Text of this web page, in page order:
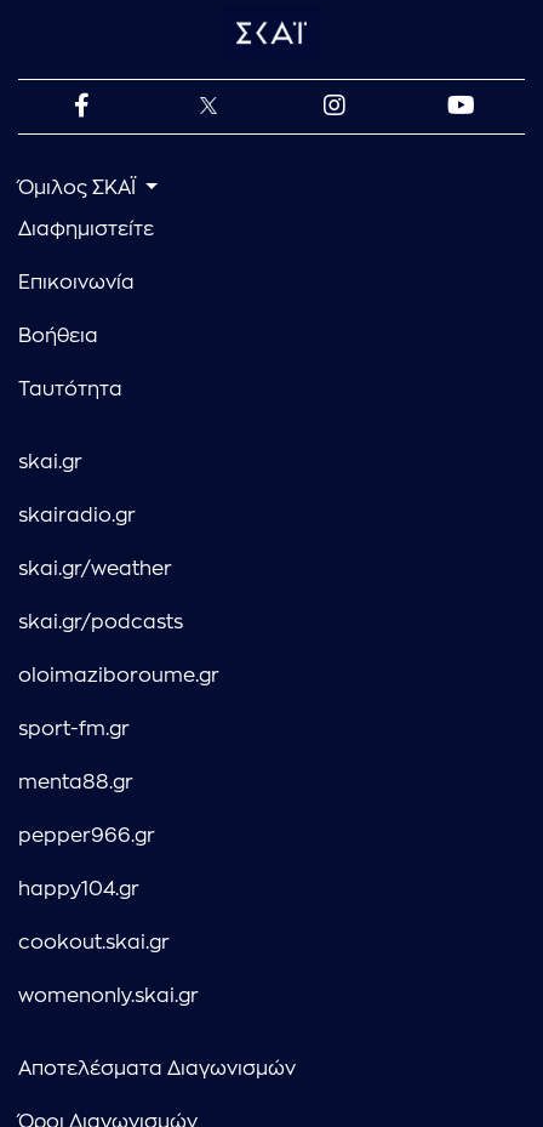
Όμιλος ΣΚΑΪ
Διαφημιστείτε
Επικοινωνία
Βοήθεια
Ταυτότητα
skai.gr
skairadio.gr
skai.gr/weather
skai.gr/podcasts
oloimaziboroume.gr
sport-fm.gr
menta88.gr
pepper966.gr
happy104.gr
cookout.skai.gr
womenonly.skai.gr
Αποτελέσματα Διαγωνισμών
Όροι Διαγωνισμών